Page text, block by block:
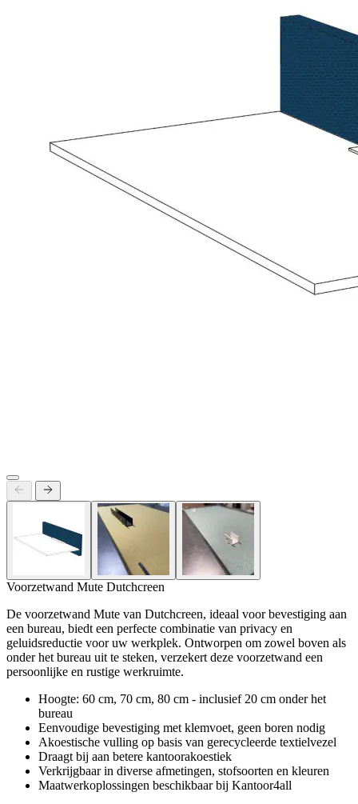
Voorzetwand Mute Dutchcreen
De voorzetwand Mute van Dutchcreen, ideaal voor bevestiging aan
een bureau, biedt een perfecte combinatie van privacy en
geluidsreductie voor uw werkplek. Ontworpen om zowel boven als
onder het bureau uit te steken, verzekert deze voorzetwand een
persoonlijke en rustige werkruimte.
Hoogte: 60 cm, 70 cm, 80 cm - inclusief 20 cm onder het
bureau
Eenvoudige bevestiging met klemvoet, geen boren nodig
Akoestische vulling op basis van gerecycleerde textielvezel
Draagt bij aan betere kantoorakoestiek
Verkrijgbaar in diverse afmetingen, stofsoorten en kleuren
Maatwerkoplossingen beschikbaar bij Kantoor4all